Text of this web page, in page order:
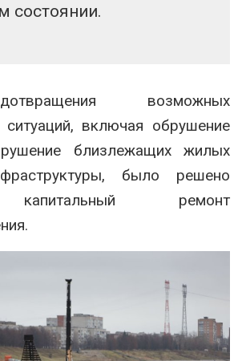
состоянии.
возможных
ситуаций, включая обрушение
близлежащих жилых
было решено
ремонт